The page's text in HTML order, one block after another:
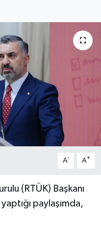
A- A+
(RTÜK) Başkanı
paylaşımda,